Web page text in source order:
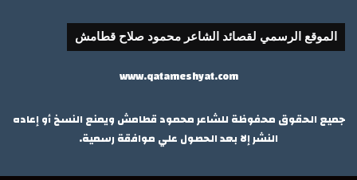
الموقع الرسمي لقصائد الشاعر محمود صلاح قطامش
www.qatameshyat.com
جميع الحقوق محفوظة للشاعر محمود قطامش ويمنع النسخ أو إعاده
النشر إلا بعد الحصول علي موافقة رسمية.